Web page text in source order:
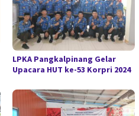
LPKA Pangkalpinang Gelar
Upacara HUT ke-53 Korpri 2024